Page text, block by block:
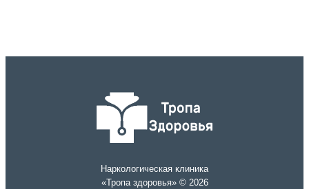
Наркологическая клиника
«Тропа здоровья» © 2026